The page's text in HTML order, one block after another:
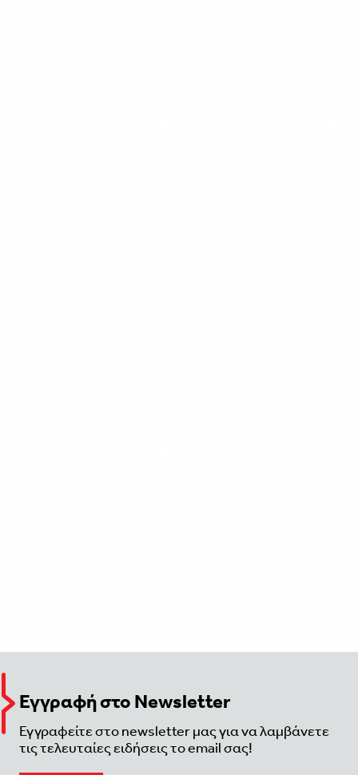
Εγγραφή στο Newsletter
Εγγραφείτε στο newsletter μας για να λαμβάνετε
τις τελευταίες ειδήσεις το email σας!